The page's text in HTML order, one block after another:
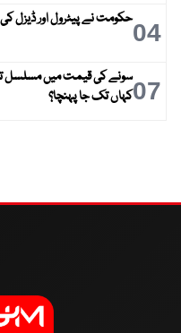
04حکومت نے پیٹرول اور ڈیزل
07سونے کی قیمت میں مسلسل
کہاں تک جا پہنچا؟